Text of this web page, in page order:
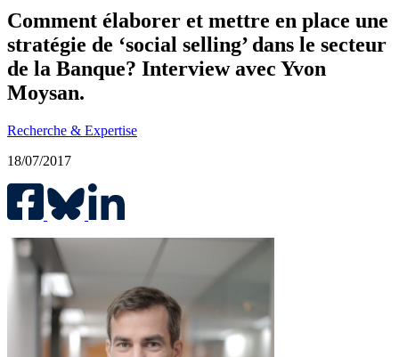
Comment élaborer et mettre en place une
stratégie de ‘social selling’ dans le secteur
de la Banque? Interview avec Yvon
Moysan.
Recherche & Expertise
18/07/2017